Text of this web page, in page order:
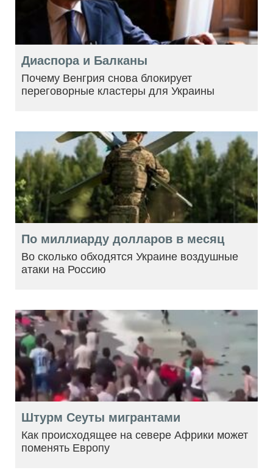
Диаспора и Балканы
Почему Венгрия снова блокирует
переговорные кластеры для Украины
По миллиарду долларов в месяц
Во сколько обходятся Украине воздушные
атаки на Россию
Штурм Сеуты мигрантами
Как происходящее на севере Африки может
поменять Европу